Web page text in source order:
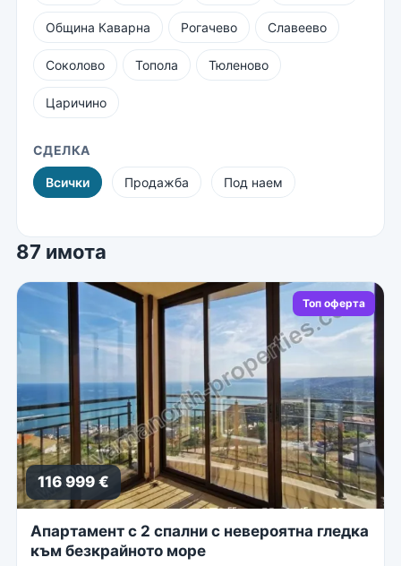
Община Каварна Рогачево Славеево
Соколово Топола Тюленово
Царичино
СДЕЛКА
Всички Продажба Под наем
87 имота
Топ оферта
116 999 €
Апартамент с 2 спални с невероятна гледка
към безкрайното море